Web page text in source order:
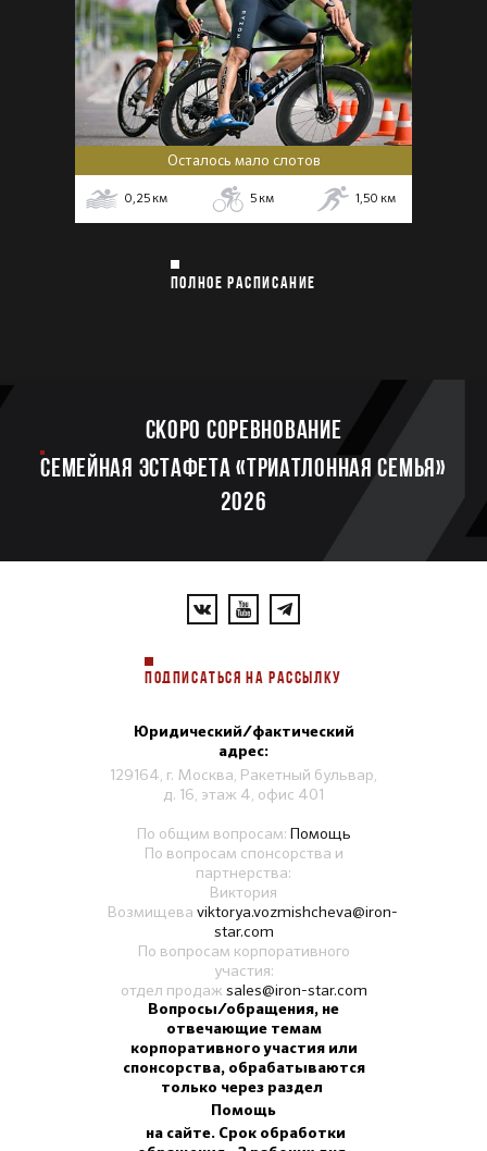
Осталось мало слотов
0,25 км 5 км 1,50 км
ПОЛНОЕ РАСПИСАНИЕ
Скоро соревнование
Семейная эстафета «Триатлонная семья»
2026
ПОДПИСАТЬСЯ НА РАССЫЛКУ
Юридический/фактический
адрес:
129164, г. Москва, Ракетный бульвар,
д. 16, этаж 4, офис 401
По общим вопросам: Помощь
По вопросам спонсорства и
партнерства:
Виктория
Возмищева viktorya.vozmishcheva@iron-
star.com
По вопросам корпоративного
участия:
отдел продаж sales@iron-star.com
Вопросы/обращения, не
отвечающие темам
корпоративного участия или
спонсорства, обрабатываются
только через раздел
Помощь
на сайте. Срок обработки